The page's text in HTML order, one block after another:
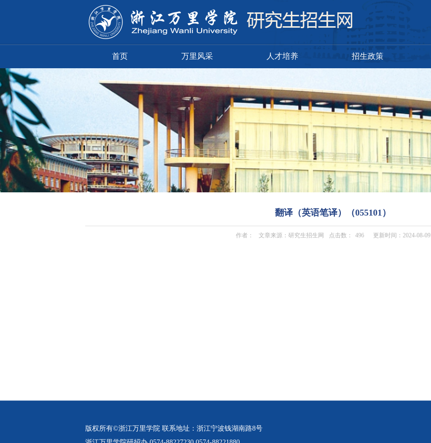
首页 万里风采 人才培养 招生政策
翻译（英语笔译）（055101）
作者： 文章来源：研究生招生网 点击数： 496 更新时间：2024-08-09
版权所有©浙江万里学院 联系地址：浙江宁波钱湖南路8号